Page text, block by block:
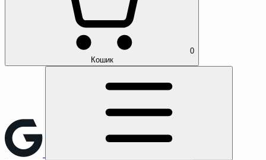
0
Кошик